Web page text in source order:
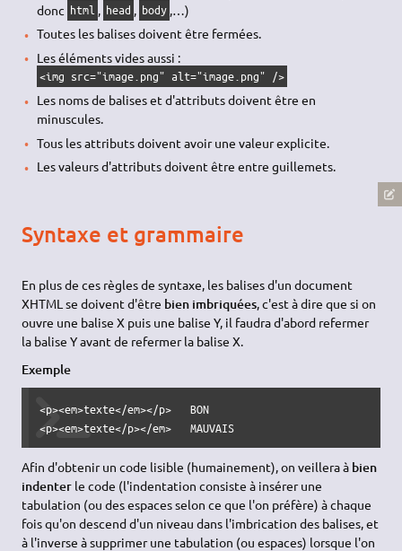
donc html , head , body ,…)
Toutes les balises doivent être fermées.
Les éléments vides aussi :
<img src="image.png" alt="image.png" />
Les noms de balises et d'attributs doivent être en
minuscules.
Tous les attributs doivent avoir une valeur explicite.
Les valeurs d'attributs doivent être entre guillemets.
Syntaxe et grammaire
En plus de ces règles de syntaxe, les balises d'un document
XHTML se doivent d'être bien imbriquées, c'est à dire que si on
ouvre une balise X puis une balise Y, il faudra d'abord refermer
la balise Y avant de refermer la balise X.
Exemple
<p><em>texte</em></p>   BON
<p><em>texte</p></em>   MAUVAIS
Afin d'obtenir un code lisible (humainement), on veillera à bien
indenter le code (l'indentation consiste à insérer une
tabulation (ou des espaces selon ce que l'on préfère) à chaque
fois qu'on descend d'un niveau dans l'imbrication des balises, et
à l'inverse à supprimer une tabulation (ou espaces) lorsque l'on